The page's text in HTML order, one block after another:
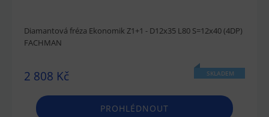
Diamantová fréza Ekonomik Z1+1 - D12x35 L80 S=12x40 (4DP)
FACHMAN
2 808 Kč SKLADEM
PROHLÉDNOUT